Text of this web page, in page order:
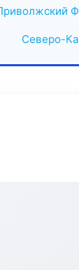
Северо-